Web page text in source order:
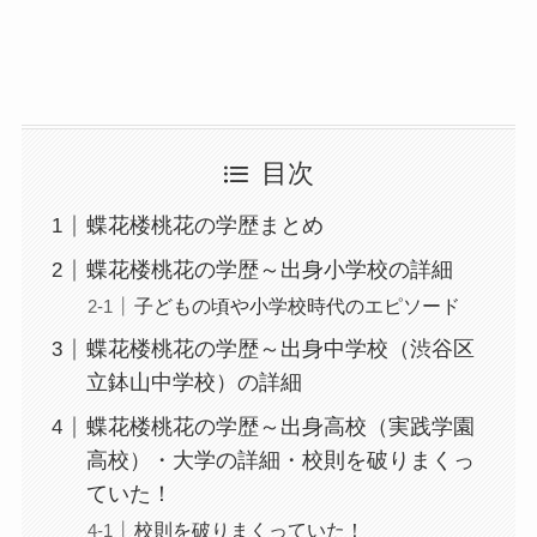
目次
蝶花楼桃花の学歴まとめ
蝶花楼桃花の学歴～出身小学校の詳細
子どもの頃や小学校時代のエピソード
蝶花楼桃花の学歴～出身中学校（渋谷区
立鉢山中学校）の詳細
蝶花楼桃花の学歴～出身高校（実践学園
高校）・大学の詳細・校則を破りまくっ
ていた！
校則を破りまくっていた！